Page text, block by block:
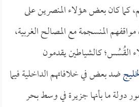
كما كان بعض هؤلاء المنصرين على
المنسجمة مع المصالح الغربية،
القُسُس؛ كالشياطين يقدمون
ضد بعض في خلافاتهم الداخلية فيما
دولة ما بأنها جزيرة في وسط بحر